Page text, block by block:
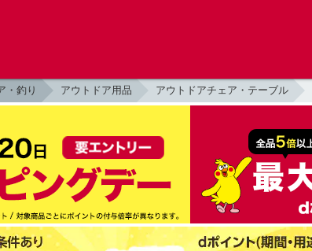
・釣り アウトドア用品 アウトドアチェア・テーブル